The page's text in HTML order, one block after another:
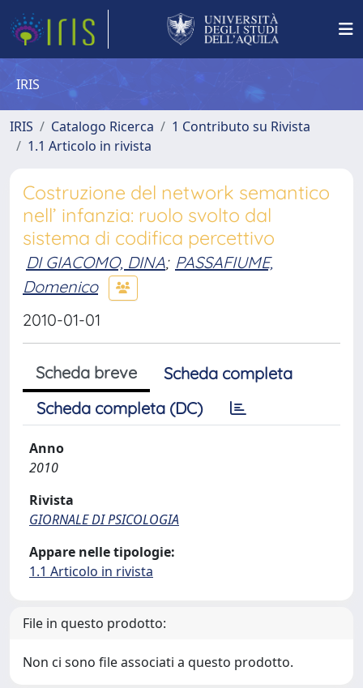
IRIS
IRIS Catalogo Ricerca
1 Contributo su Rivista
1.1 Articolo in rivista
Costruzione del network semantico
nell’ infanzia: ruolo svolto dal
sistema di codifica percettivo
DI GIACOMO, DINA; PASSAFIUME,
Domenico
2010-01-01
Scheda breve
Scheda completa
Scheda completa (DC)
Anno
2010
Rivista
GIORNALE DI PSICOLOGIA
Appare nelle tipologie:
1.1 Articolo in rivista
File in questo prodotto:
Non ci sono file associati a questo prodotto.